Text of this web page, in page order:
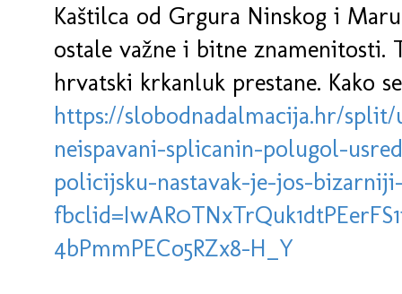
Kaštilca od Grgura Ninskog i
ostale važne i bitne znamenitosti.
hrvatski krkanluk prestane. Kako
https://slobodnadalmacija.hr/
neispavani-splicanin-polugol-
policijsku-nastavak-je-jos-bizarniji-
4bPmmPECo5RZx8-H_Y